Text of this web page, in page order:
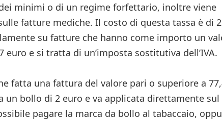
minimi o di un regime forfettario, inoltre viene
fatture mediche. Il costo di questa tassa è di
su fatture che hanno come importo un
euro e si tratta di un’imposta sostitutiva dell’IVA.
fatta una fattura del valore pari o superiore a
un bollo di 2 euro e va applicata direttamente sul
pagare la marca da bollo al tabaccaio,